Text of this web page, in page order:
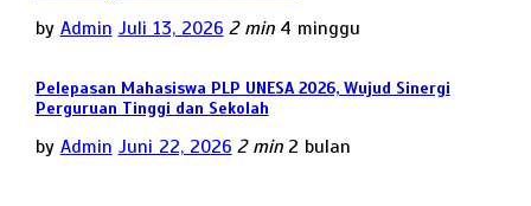
by Admin Juli 13, 2026 2 min 4 minggu
Pelepasan Mahasiswa PLP UNESA 2026, Wujud Sinergi
Perguruan Tinggi dan Sekolah
by Admin Juni 22, 2026 2 min 2 bulan